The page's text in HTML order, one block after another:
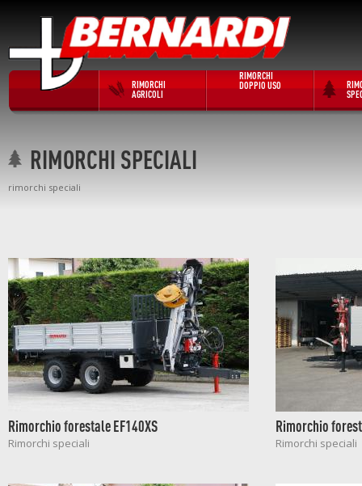
RIMORCHI
AGRICOLI
RIMORCHI
DOPPIO USO
RIMORCHI SPECIALI
rimorchi speciali
Rimorchio forestale EF140XS
Rimorchi speciali
Rimorchio
Rimorchi speciali